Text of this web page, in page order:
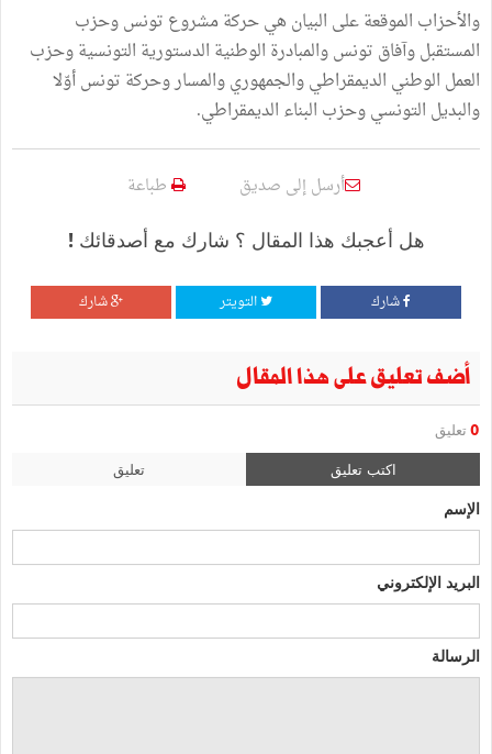
والأحزاب الموقعة على البيان هي حركة مشروع تونس وحزب
المستقبل وآفاق تونس والمبادرة الوطنية الدستورية التونسية وحزب
العمل الوطني الديمقراطي والجمهوري والمسار وحركة تونس أوّلا
والبديل التونسي وحزب البناء الديمقراطي.
أرسل إلى صديق طباعة
هل أعجبك هذا المقال ؟ شارك مع أصدقائك !
شارك التويتر شارك
أضف تعليق على هذا المقال
0 تعليق
اكتب تعليق تعليق
الإسم
البريد الإلكتروني
الرسالة